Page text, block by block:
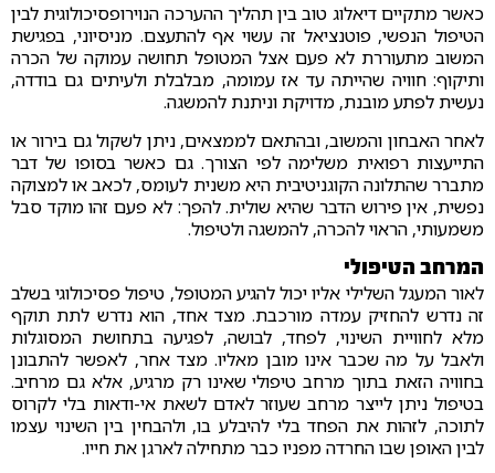
כאשר מתקיים דיאלוג טוב בין תהליך ההערכה הנוירופסיכולוגית לבין
הטיפול הנפשי, פוטנציאל זה עשוי אף להתעצם. מניסיוני, בפגישת
המשוב מתעוררת לא פעם אצל המטופל תחושה עמוקה של הכרה
ותיקוף: חוויה שהייתה עד אז עמומה, מבלבלת ולעיתים גם בודדה,
נעשית לפתע מובנת, מדויקת וניתנת להמשגה.
לאחר האבחון והמשוב, ובהתאם לממצאים, ניתן לשקול גם בירור או
התייעצות רפואית משלימה לפי הצורך. גם כאשר בסופו של דבר
מתברר שהתלונה הקוגניטיבית היא משנית לעומס, לכאב או למצוקה
נפשית, אין פירוש הדבר שהיא שולית. להפך: לא פעם זהו מוקד סבל
משמעותי, הראוי להכרה, להמשגה ולטיפול.
המרחב הטיפולי
לאור המעגל השלילי אליו יכול להגיע המטופל, טיפול פסיכולוגי בשלב
זה נדרש להחזיק עמדה מורכבת. מצד אחד, הוא נדרש לתת תוקף
מלא לחוויית השינוי, לפחד, לבושה, לפגיעה בתחושת המסוגלות
ולאבל על מה שכבר אינו מובן מאליו. מצד אחר, לאפשר להתבונן
בחוויה הזאת בתוך מרחב טיפולי שאינו רק מרגיע, אלא גם מרחיב.
בטיפול ניתן לייצר מרחב שעוזר לאדם לשאת אי-ודאות בלי לקרוס
לתוכה, לזהות את הפחד בלי להיבלע בו, ולהבחין בין השינוי עצמו
לבין האופן שבו החרדה מפניו כבר מתחילה לארגן את חייו.